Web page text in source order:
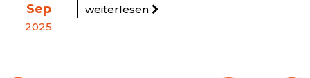
Sep
2025
weiterlesen